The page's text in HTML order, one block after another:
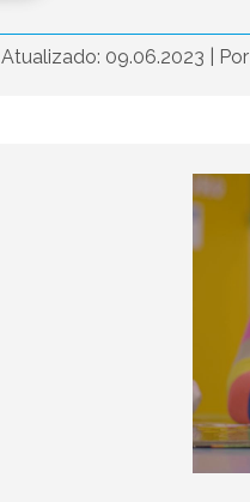
Atualizado: 09.06.2023 Por